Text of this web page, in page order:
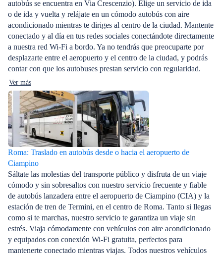
autobús se encuentra en Via Crescenzio). Elige un servicio de ida
o de ida y vuelta y relájate en un cómodo autobús con aire
acondicionado mientras te diriges al centro de la ciudad. Mantente
conectado y al día en tus redes sociales conectándote directamente
a nuestra red Wi-Fi a bordo. Ya no tendrás que preocuparte por
desplazarte entre el aeropuerto y el centro de la ciudad, y podrás
contar con que los autobuses prestan servicio con regularidad.
Ver más
Roma: Traslado en autobús desde o hacia el aeropuerto de
Ciampino
Sáltate las molestias del transporte público y disfruta de un viaje
cómodo y sin sobresaltos con nuestro servicio frecuente y fiable
de autobús lanzadera entre el aeropuerto de Ciampino (CIA) y la
estación de tren de Termini, en el centro de Roma. Tanto si llegas
como si te marchas, nuestro servicio te garantiza un viaje sin
estrés. Viaja cómodamente con vehículos con aire acondicionado
y equipados con conexión Wi-Fi gratuita, perfectos para
mantenerte conectado mientras viajas. Todos nuestros vehículos